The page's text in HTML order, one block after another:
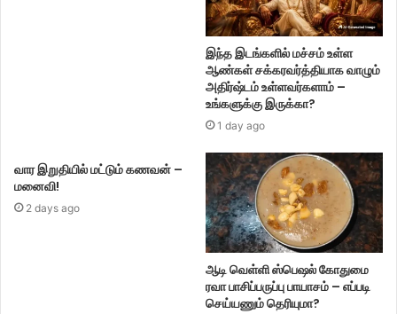
இந்த இடங்களில் மச்சம் உள்ள
ஆண்கள் சக்கரவர்த்தியாக வாழும்
அதிர்ஷ்டம் உள்ளவர்களாம் –
உங்களுக்கு இருக்கா?
1 day ago
வார இறுதியில் மட்டும் கணவன் –
மனைவி!
2 days ago
ஆடி வெள்ளி ஸ்பெஷல் கோதுமை
ரவா பாசிப்பருப்பு பாயாசம் – எப்படி
செய்யணும் தெரியுமா?